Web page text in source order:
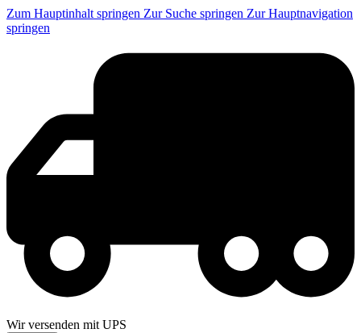
Zum Hauptinhalt springen Zur Suche springen Zur Hauptnavigation
springen
Wir versenden mit UPS